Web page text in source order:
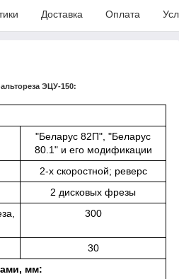
Доставка Оплата
ЭЦУ-150:
"Беларус 82П", "Беларус
80.1" и его модификации
2-х скоростной; реверс
2 дисковых фрезы
300
30
мм: